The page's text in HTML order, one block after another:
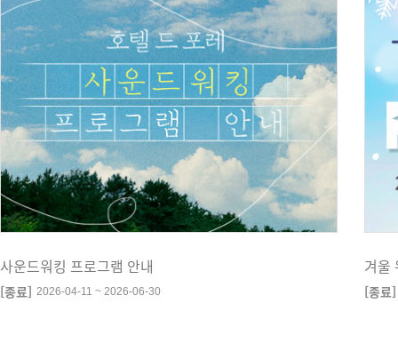
사운드워킹 프로그램 안내
[종료] 2026-04-11 ~ 2026-06-30
겨울
[종료]